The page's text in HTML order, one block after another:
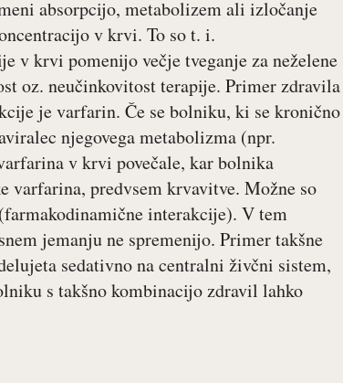
absorpcijo, metabolizem ali izločanje
v krvi. To so t. i.
v krvi pomenijo večje tveganje za neželene
oz. neučinkovitost terapije. Primer zdravila
je varfarin. Če se bolniku, ki se kronično
njegovega metabolizma (npr.
v krvi povečale, kar bolnika
varfarina, predvsem krvavitve. Možne so
interakcije). V tem
jemanju ne spremenijo. Primer takšne
sedativno na centralni živčni sistem,
s takšno kombinacijo zdravil lahko